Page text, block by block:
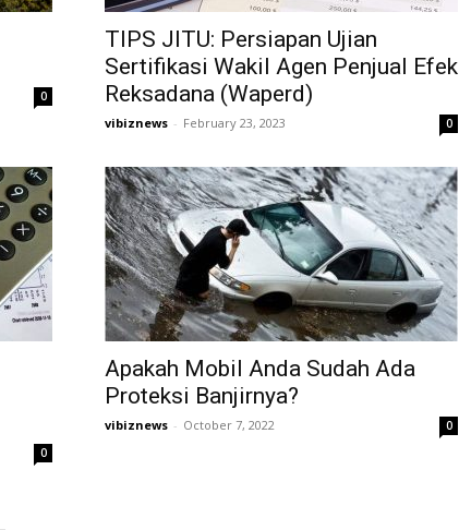
0
TIPS JITU: Persiapan Ujian
Sertifikasi Wakil Agen Penjual Efek
Reksadana (Waperd)
vibiznews - February 23, 2023 0
0
Apakah Mobil Anda Sudah Ada
Proteksi Banjirnya?
vibiznews - October 7, 2022 0